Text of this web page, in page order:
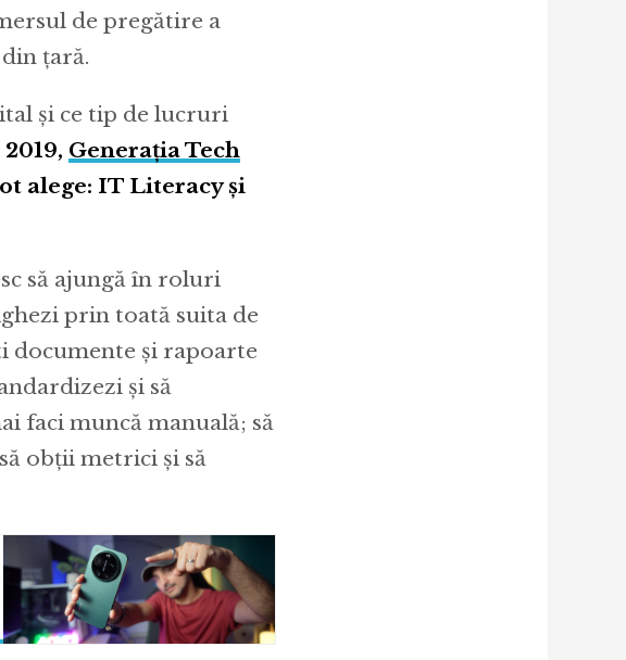
de pregătire a
țară.
și ce tip de lucruri
Generația Tech
alege: IT Literacy și
să ajungă în roluri
prin toată suita de
documente și rapoarte
și să
faci muncă manuală; să
obții metrici și să